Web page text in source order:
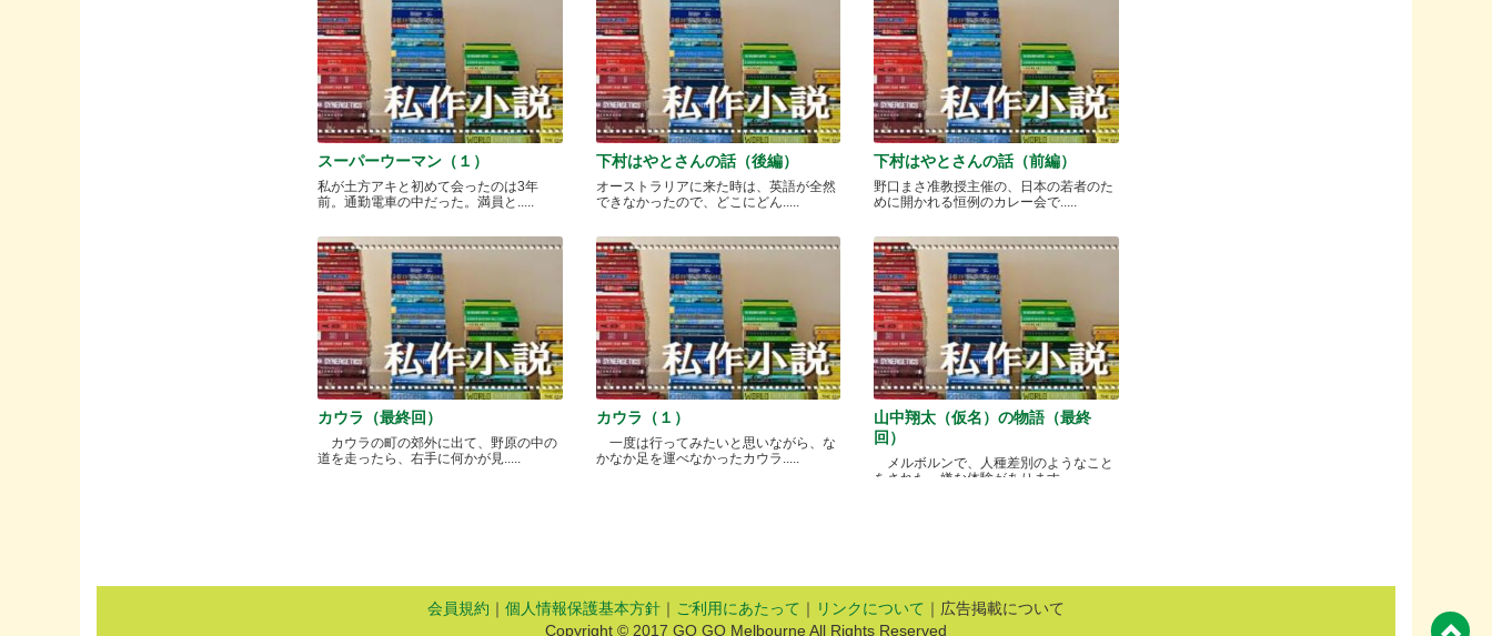
スーパーウーマン（１）
私が土方アキと初めて会ったのは3年
前。通勤電車の中だった。満員と.....
下村はやとさんの話（後編）
オーストラリアに来た時は、英語が全然
できなかったので、どこにどん.....
下村はやとさんの話（前編）
野口まさ准教授主催の、日本の若者のた
めに開かれる恒例のカレー会で.....
カウラ（最終回）
カウラの町の郊外に出て、野原の中の
道を走ったら、右手に何かが見.....
カウラ（１）
一度は行ってみたいと思いながら、な
かなか足を運べなかったカウラ.....
山中翔太（仮名）の物語（最終
回）
メルボルンで、人種差別のようなこと
をされた、嫌な体験があります.....
会員規約 ｜ 個人情報保護基本方針 ｜ ご利用にあたって ｜ リンクについて ｜広告掲載について
Copyright © 2017 GO GO Melbourne All Rights Reserved